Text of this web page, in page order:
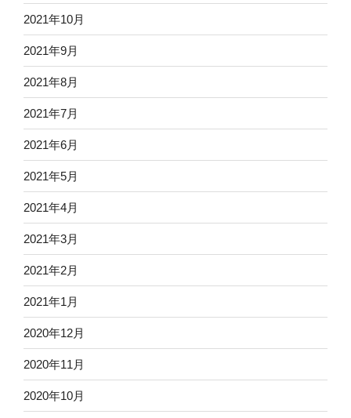
2021年10月
2021年9月
2021年8月
2021年7月
2021年6月
2021年5月
2021年4月
2021年3月
2021年2月
2021年1月
2020年12月
2020年11月
2020年10月